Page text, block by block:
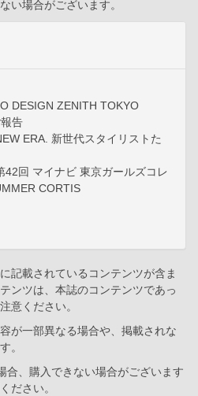
い場合がございます。
DESIGN ZENITH TOKYO
告
ERA. 新世代スタイリストた
42回 マイナビ 東京ガールズコレ
CORTIS
記載されているコンテンツが含ま
ンツは、本誌のコンテンツであっ
意ください。
が一部異なる場合や、掲載されな
。
、購入できない場合がございます
ださい。